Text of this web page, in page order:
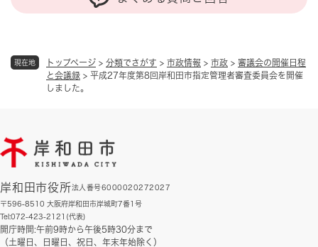
現在地 トップページ > 分類でさがす > 市政情報 > 市政 > 審議会の開催日程
と会議録 > 平成27年度第8回岸和田市指定管理者審査委員会を開催
しました。
岸和田市役所法人番号6000020272027
〒596-8510 大阪府岸和田市岸城町7番1号
Tel:072-423-2121(代表)
開庁時間:午前9時から午後5時30分まで
（土曜日、日曜日、祝日、年末年始除く）